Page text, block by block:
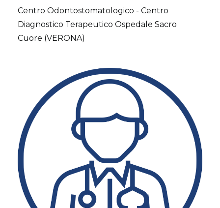
Centro Odontostomatologico - Centro
Diagnostico Terapeutico Ospedale Sacro
Cuore (VERONA)